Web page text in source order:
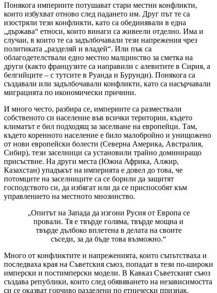
Понякога империите потушават стари местни конфликти,
които избухват отново след падането им. Друг път те са
изостряли тези конфликти, като са обединявали в една
„държава“ етноси, които винаги са живеели отделно. Има и
случаи, в които те са задълбочавали тези напрежения чрез
политиката „разделяй и владей“. Или пък са
облагодетелствали едно местно малцинство за сметка на
други (както французите са направили с алевитите в Сирия, а
белгийците – с тутсите в Руанда и Бурунди). Понякога са
създавали или задълбочавали конфликти, като са насърчавали
миграцията по икономически причини.
И много често, разбира се, империите са размествали
собственото си население във всички територии, където
климатът е бил подходящ за заселване на европейци. Там,
където коренното население е било малобройно и унищожено
от нови европейски болести (Северна Америка, Австралия,
Сибир), тези заселници са установили трайно доминиращо
присъствие. На други места (Южна Африка, Алжир,
Казахстан) упадъкът на империята е довел до това, че
потомците на заселниците са се борили да защитят
господството си, да избягат или да се приспособят към
управлението на местното мнозинство.
„Опитът на Запада да изгони Русия от Европа се
провали. Тя е твърде голяма, твърде мощна и
твърде дълбоко вплетена в делата на своите
съседи, за да бъде това възможно.“
Много от конфликтите и напреженията, които съпътстваха и
последваха края на Съветския съюз, попадат в тези по-широки
имперски и постимперски модели. В Кавказ Съветският съюз
създава републики, които след обявяването на независимостта
си се оказват горчиво разделени по етнически признак.